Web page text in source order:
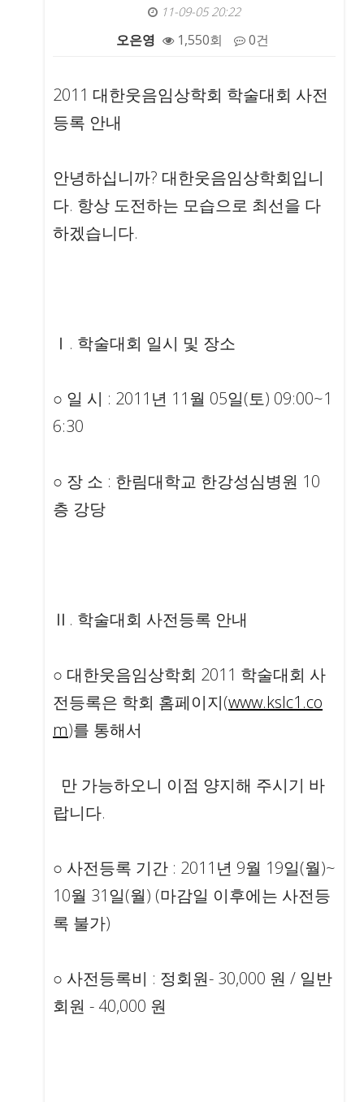
11-09-05 20:22
오은영 1,550회 0건
본문
2011 대한웃음임상학회 학술대회 사전
등록 안내
안녕하십니까? 대한웃음임상학회입니
다. 항상 도전하는 모습으로 최선을 다
하겠습니다.
Ⅰ. 학술대회 일시 및 장소
○ 일 시 : 2011년 11월 05일(토) 09:00~1
6:30
○ 장 소 : 한림대학교 한강성심병원 10
층 강당
Ⅱ. 학술대회 사전등록 안내
○ 대한웃음임상학회 2011 학술대회 사
전등록은 학회 홈페이지(www.kslc1.co
m)를 통해서
만 가능하오니 이점 양지해 주시기 바
랍니다.
○ 사전등록 기간 : 2011년 9월 19일(월)~
10월 31일(월) (마감일 이후에는 사전등
록 불가)
○ 사전등록비 : 정회원- 30,000 원 / 일반
회원 - 40,000 원